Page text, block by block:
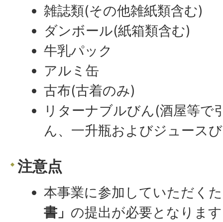
雑誌類(その他雑紙類含む)
ダンボール(紙箱類含む)
牛乳パック
アルミ缶
古布(古着のみ)
リターナブルびん(酒屋等で
ん、一升瓶およびジュース
注意点
本事業に参加していただく
書」 の提出が必要となりま